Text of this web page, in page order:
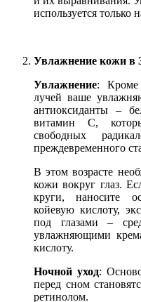
используется только
Увлажнение кожи в
Увлажнение: Кроме
лучей ваше
антиоксиданты –
витамин С,
свободных
преждевременного
В этом возрасте
кожи вокруг глаз.
круги, наносите
койевую кислоту,
под глазами –
увлажняющими
кислоту.
Ночной уход:
перед сном
ретинолом.